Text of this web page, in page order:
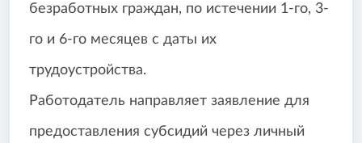
безработных граждан, по истечении 1-го, 3-
го и 6-го месяцев с даты их
трудоустройства.
Работодатель направляет заявление для
предоставления субсидий через личный